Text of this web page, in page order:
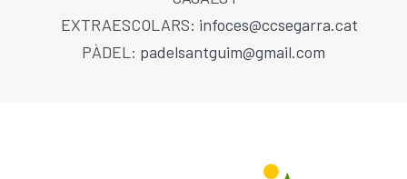
EXTRAESCOLARS: infoces@ccsegarra.cat
PÀDEL: padelsantguim@gmail.com